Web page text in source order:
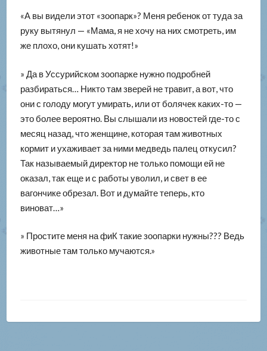
«А вы видели этот «зоопарк»? Меня ребенок от туда за
руку вытянул — «Мама, я не хочу на них смотреть, им
же плохо, они кушать хотят!»
» Да в Уссурийском зоопарке нужно подробней
разбираться… Никто там зверей не травит, а вот, что
они с голоду могут умирать, или от болячек каких-то —
это более вероятно. Вы слышали из новостей где-то с
месяц назад, что женщине, которая там животных
кормит и ухаживает за ними медведь палец откусил?
Так называемый директор не только помощи ей не
оказал, так еще и с работы уволил, и свет в ее
вагончике обрезал. Вот и думайте теперь, кто
виноват…»
» Простите меня на фиК такие зоопарки нужны??? Ведь
животные там только мучаются.»